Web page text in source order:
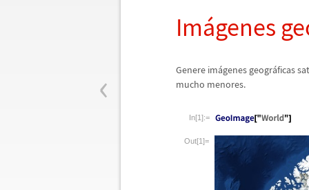
‹
Imágenes
Genere imágenes geográficas
mucho menores.
In[1]:=
Out[1]=